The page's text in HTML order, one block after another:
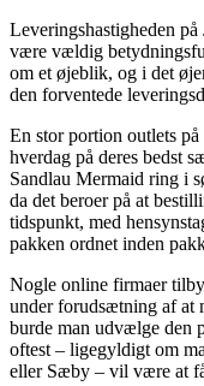
Leveringshastigheden
være vældig
om et øjeblik, og i det
den forventede
En stor portion outlets
hverdag på deres bedst
Sandlau Mermaid ring i
da det beroer på at
tidspunkt, med
pakken ordnet inden
Nogle online firmaer
under forudsætning af at
burde man udvælge den
oftest – ligegyldigt om
eller Sæby – vil være at